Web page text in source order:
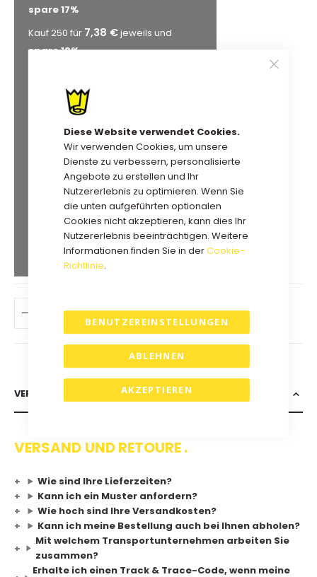
Diese Website verwendet Cookies.
Wir verwenden Cookies, um unsere
Dienste zu verbessern, personalisierte
Angebote zu erstellen und Ihr
Nutzererlebnis zu optimieren. Wenn Sie
die unten aufgeführten optionalen
Cookies nicht akzeptieren, kann dies Ihr
Nutzererlebnis beeinträchtigen. Weitere
Informationen finden Sie in derCookie-
Richtlinie.
AKZEPTIEREN
BENUTZEREINSTELLUNGEN
ABLEHNEN
spare17%
Kauf 250 für 7,38 €jeweils und
spare19%
21%
Kauf 350 für7,11 €
22%
7,01 €
23%
Kauf 450 für6,97 €jeweils und
23%
Kauf 500 für6,92 €jeweils und
24%
IN DEN WARENKORB
VERSAND & RETOURE
VERSAND UND RETOURE .
Wie sind Ihre Lieferzeiten?
Kann ich ein Muster anfordern?
Wie hoch sind Ihre Versandkosten?
Kann ich meine Bestellung auch bei Ihnen abholen?
Mit welchem Transportunternehmen arbeiten Sie
zusammen?
Erhalte ich einen Track & Trace-Code, wenn meine